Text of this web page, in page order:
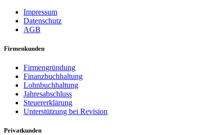
Impressum
Datenschutz
AGB
Firmenkunden
Firmengründung
Finanzbuchhaltung
Lohnbuchhaltung
Jahresabschluss
Steuererklärung
Unterstützung bei Revision
Privatkunden